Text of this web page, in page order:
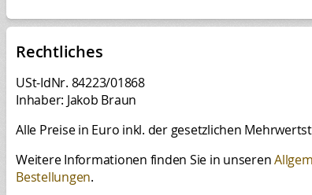
Rechtliches
USt-IdNr. 84223/01868
Inhaber: Jakob Braun
Alle Preise in Euro inkl. der gesetzlichen
Weitere Informationen finden Sie in unseren
Bestellungen.